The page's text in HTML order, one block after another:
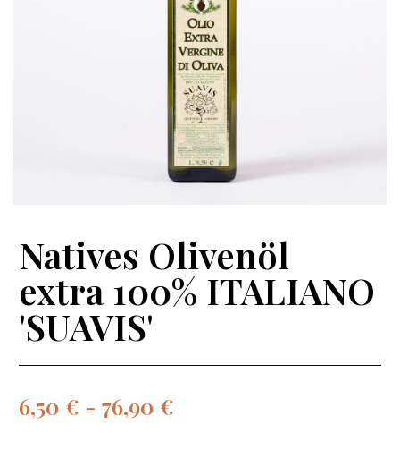
Natives Olivenöl
extra 100% ITALIANO
'SUAVIS'
6,50 € - 76,90 €